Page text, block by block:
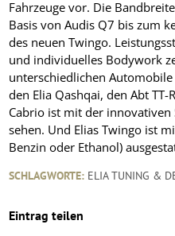
Fahrzeuge vor. Die
Basis von Audis Q7 bis zum
des neuen Twingo.
und individuelles Bodywork
unterschiedlichen
den Elia Qashqai, den Abt
Cabrio ist mit der innovativen
sehen. Und Elias Twingo ist
Benzin oder Ethanol)
SCHLAGWORTE: ELIA TUNING &
Eintrag teilen